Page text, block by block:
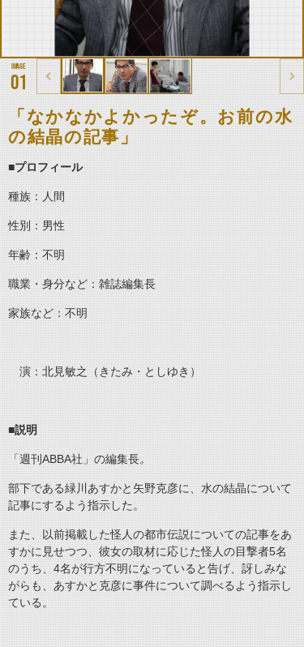
01
「なかなかよかったぞ。お前の水
の結晶の記事」
■プロフィール
種族：人間
性別：男性
年齢：不明
職業・身分など：雑誌編集長
家族など：不明
演：北見敏之（きたみ・としゆき）
■説明
「週刊ABBA社」の編集長。
部下である緑川あすかと矢野克彦に、水の結晶について
記事にするよう指示した。
また、以前掲載した怪人の都市伝説についての記事をあ
すかに見せつつ、彼女の取材に応じた怪人の目撃者5名
のうち、4名が行方不明になっていると告げ、訝しみな
がらも、あすかと克彦に事件について調べるよう指示し
ている。